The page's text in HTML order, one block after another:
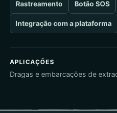
Rastreamento Botão SOS
Integração com a plataforma
APLICAÇÕES
Dragas e embarcações de